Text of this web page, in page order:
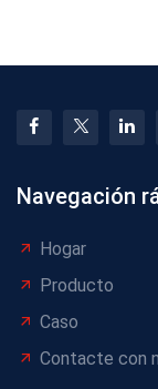
Navegación
Hogar
Producto
Caso
Contacte con